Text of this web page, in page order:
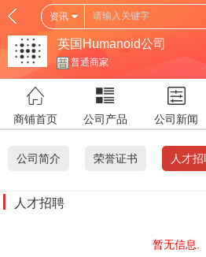
资讯
英国Humanoid公司
普通商家
商铺首页 公司产品 公司新闻
公司简介 荣誉证书 人才
人才招聘
暂无信息.